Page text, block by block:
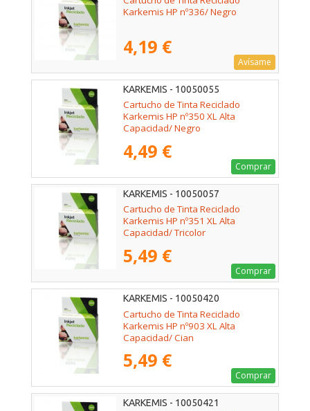
Karkemis HP nº336/ Negro
4,19 €
Avísame
KARKEMIS - 10050055
Cartucho de Tinta Reciclado
Karkemis HP nº350 XL Alta
Capacidad/ Negro
4,49 €
Comprar
KARKEMIS - 10050057
Cartucho de Tinta Reciclado
Karkemis HP nº351 XL Alta
Capacidad/ Tricolor
5,49 €
Comprar
KARKEMIS - 10050420
Cartucho de Tinta Reciclado
Karkemis HP nº903 XL Alta
Capacidad/ Cian
5,49 €
Comprar
KARKEMIS - 10050421